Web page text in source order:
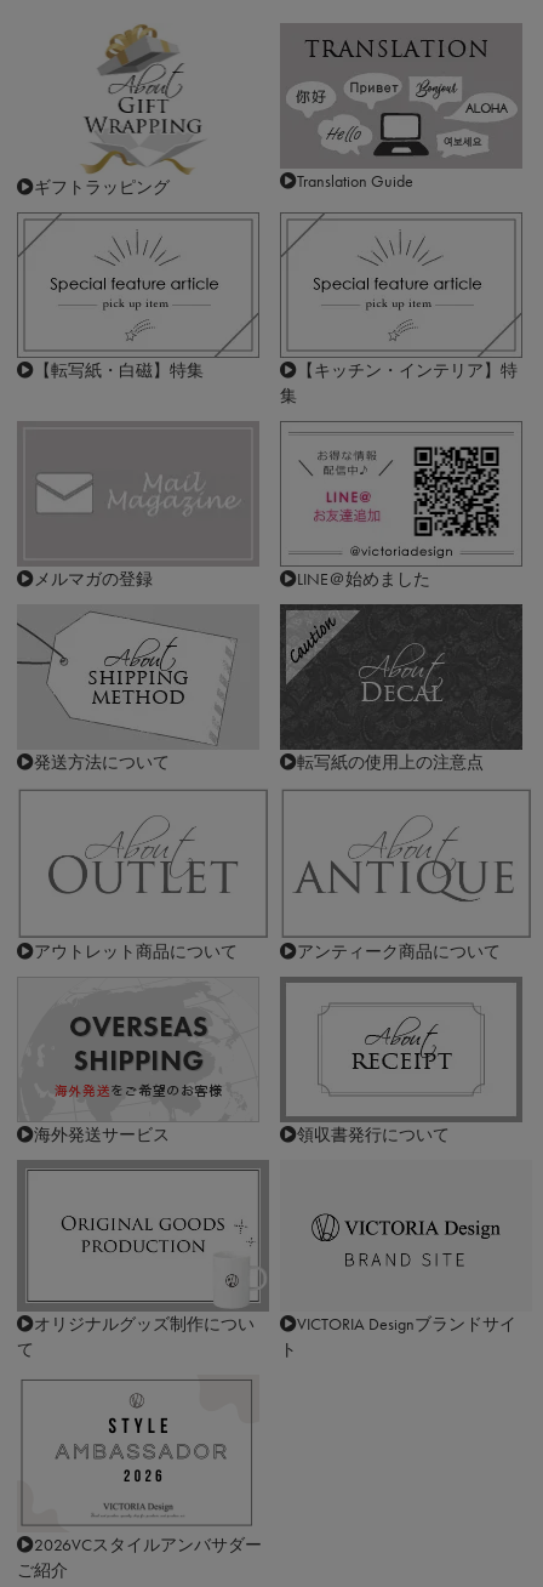
ギフトラッピング Translation Guide
【転写紙・白磁】特集
【キッチン・インテリア】特
集
メルマガの登録 LINE＠始めました
発送方法について 転写紙の使用上の注意点
アウトレット商品について アンティーク商品について
海外発送サービス 領収書発行について
オリジナルグッズ制作につい
て
VICTORIA Designブランドサイ
ト
2026VCスタイルアンバサダー
ご紹介